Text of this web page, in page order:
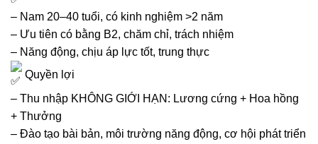
– Nam 20–40 tuổi, có kinh nghiệm >2 năm
– Ưu tiên có bằng B2, chăm chỉ, trách nhiệm
– Năng động, chịu áp lực tốt, trung thực
Quyền lợi
– Thu nhập KHÔNG GIỚI HẠN: Lương cứng + Hoa hồng
+ Thưởng
– Đào tạo bài bản, môi trường năng động, cơ hội phát triển